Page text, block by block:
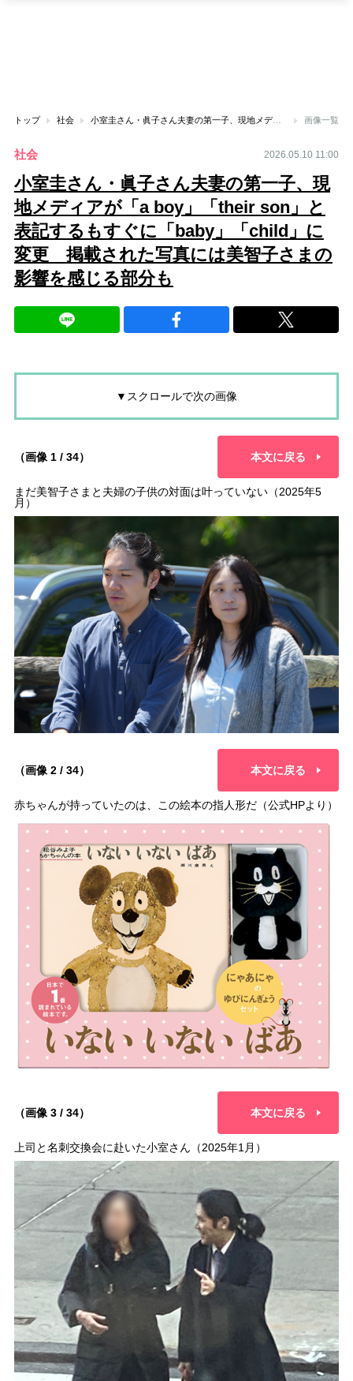
トップ 社会 小室圭さん・眞子さん夫妻の第一子、現地メディアが「a boy」「their son」と表記するもすぐに「baby」「child」に変更 掲載された写真には美智子さまの影響を感じる部分も 画像一覧
社会 2026.05.10 11:00
小室圭さん・眞子さん夫妻の第一子、現
地メディアが「a boy」「their son」と
表記するもすぐに「baby」「child」に
変更 掲載された写真には美智子さまの
影響を感じる部分も
▼スクロールで次の画像
（画像 1 / 34） 本文に戻る
まだ美智子さまと夫婦の子供の対面は叶っていない（2025年5
月）
（画像 2 / 34） 本文に戻る
赤ちゃんが持っていたのは、この絵本の指人形だ（公式HPより）
（画像 3 / 34） 本文に戻る
上司と名刺交換会に赴いた小室さん（2025年1月）